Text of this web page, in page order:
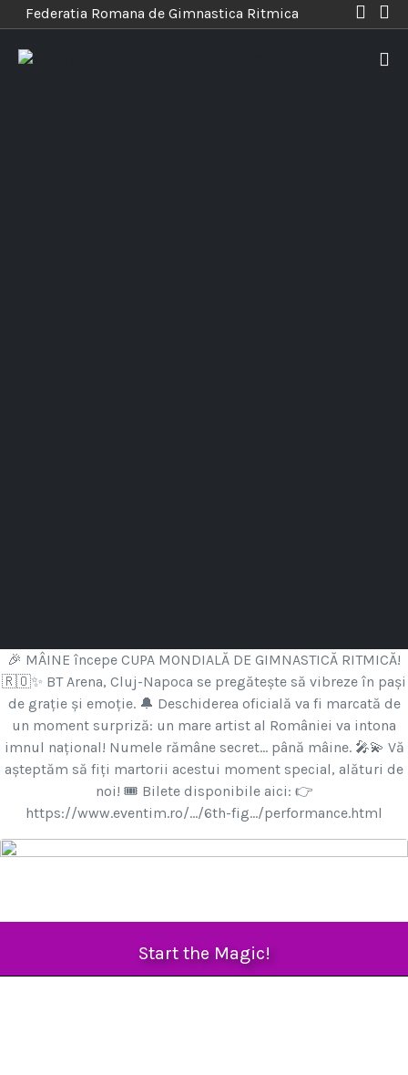
Federatia Romana de Gimnastica Ritmica
🎉 MÂINE începe CUPA MONDIALĂ DE GIMNASTICĂ RITMICĂ!
🇷🇴✨ BT Arena, Cluj-Napoca se pregătește să vibreze în pași
de grație și emoție. 🔔 Deschiderea oficială va fi marcată de
un moment surpriză: un mare artist al României va intona
imnul național! Numele rămâne secret… până mâine. 🎤💫 Vă
așteptăm să fiți martorii acestui moment special, alături de
noi! 🎟 Bilete disponibile aici: 👉
https://www.eventim.ro/.../6th-fig.../performance.html
Start the Magic!